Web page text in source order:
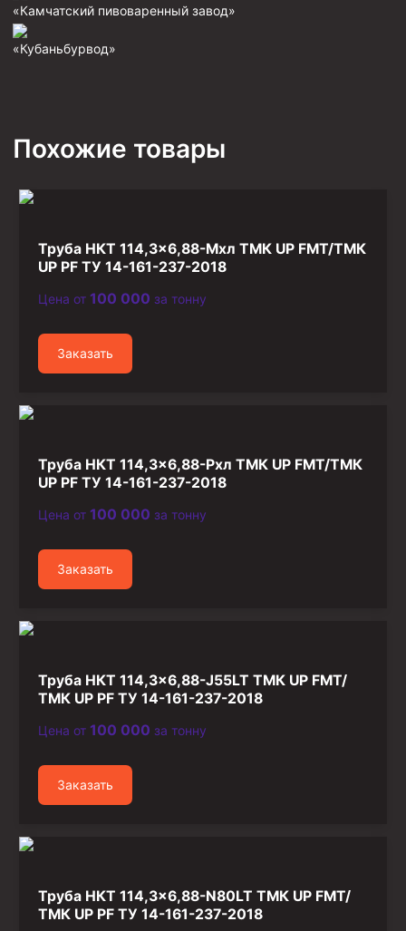
Фрезеры пилотные
Райберы конусные
Ключи
Колокола ловильные
Быстроразъёмные соединения (БРС)
Рукава буровые
Стропы
Стропы цепные
Канаты стальные
Элементы линии обвязки
«Камчатский пивоваренный завод»
«Кубаньбурвод»
Похожие товары
Труба НКТ 114,3×6,88-Мхл ТМК UP FMT/ТМК
UP PF ТУ 14-161-237-2018
Цена от 100 000 за тонну
Заказать
Труба НКТ 114,3×6,88-Рхл ТМК UP FMT/ТМК
UP PF ТУ 14-161-237-2018
Цена от 100 000 за тонну
Заказать
Труба НКТ 114,3×6,88-J55LT ТМК UP FMT/
ТМК UP PF ТУ 14-161-237-2018
Цена от 100 000 за тонну
Заказать
Труба НКТ 114,3×6,88-N80LT ТМК UP FMT/
ТМК UP PF ТУ 14-161-237-2018